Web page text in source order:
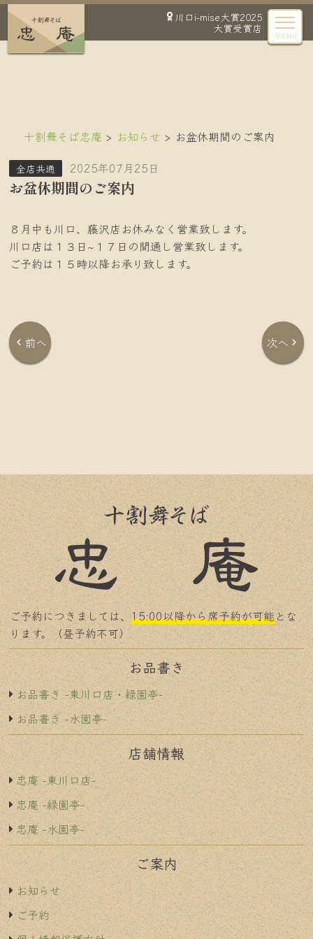
MENU
川口i-mise大賞2025
大賞受賞店
十割舞そば忠庵 お知らせ お盆休期間のご案内
全店共通 2025年07月25日
お盆休期間のご案内
８月中も川口、藤沢店お休みなく営業致します。
川口店は１３日~１７日の間通し営業致します。
ご予約は１５時以降お承り致します。
前へ 次へ
ご予約につきましては、15:00以降から席予約が可能とな
ります。（昼予約不可）
お品書き
お品書き -東川口店・緑園亭-
お品書き -水園亭-
店舗情報
忠庵 -東川口店-
忠庵 -緑園亭-
忠庵 -水園亭-
ご案内
お知らせ
ご予約